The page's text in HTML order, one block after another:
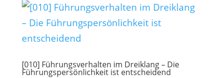
[010] Führungsverhalten im Dreiklang – Die
Führungspersönlichkeit ist entscheidend